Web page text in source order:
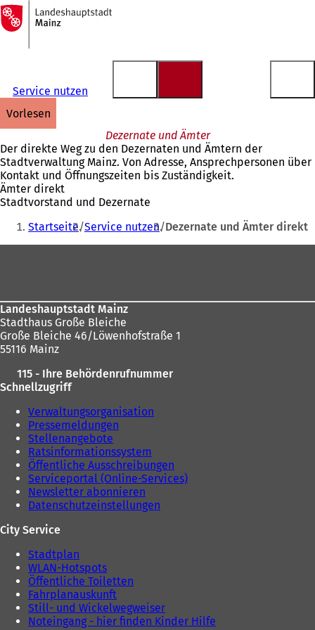
Inhalt anspringen
Zur
Startseite
Service nutzen
vorlesen
Dezernate und Ämter
Der direkte Weg zu den Dezernaten und Ämtern der
Stadtverwaltung Mainz. Von Adresse, Ansprechpersonen über
Kontakt und Öffnungszeiten bis Zuständigkeit.
Ämter direkt
Stadtvorstand und Dezernate
Sie
befinden
Startseite Service nutzen Dezernate und Ämter direkt
Landeshauptstadt Mainz
Stadthaus Große Bleiche
Große Bleiche 46/Löwenhofstraße 1
55116 Mainz
115 - Ihre Behördenrufnummer
Schnellzugriff
Verwaltungsorganisation
Pressemeldungen
Stellenangebote
Ratsinformationssystem
Öffentliche Ausschreibungen
Serviceportal (Online-Services)
Newsletter abonnieren
Datenschutzeinstellungen
City Service
Stadtplan
WLAN-Hotspots
Öffentliche Toiletten
Fahrplanauskunft
Still- und Wickelwegweiser
Noteingang - hier finden Kinder Hilfe